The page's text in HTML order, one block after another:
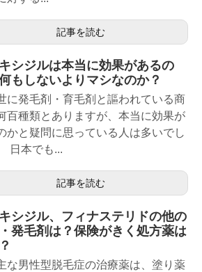
記事を読む
シジルは本当に効果があるの
もしないよりマシなのか？
に発毛剤・育毛剤と謳われている商
百種類とありますが、本当に効果が
かと疑問に思っている人は多いでし
日本でも...
記事を読む
シジル、フィナステリドの他の
発毛剤は？保険がきく処方薬は
な男性型脱毛症の治療薬は、塗り薬